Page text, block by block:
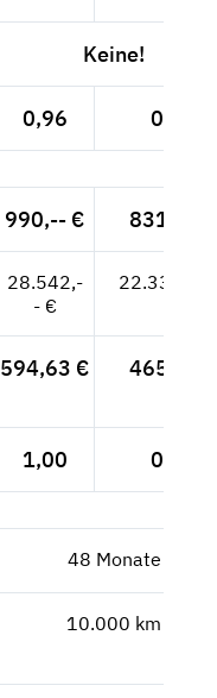
Keine!
0,96 0,89
990,-- € 831,93 €
28.542,-
- €
22.335,93
594,63 € 465,33 €
1,00 0,93
48 Monate
10.000 km